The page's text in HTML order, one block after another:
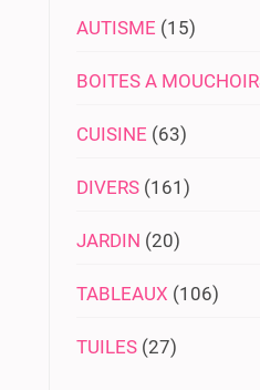
AUTISME (15)
BOITES A
CUISINE (63)
DIVERS (161)
JARDIN (20)
TABLEAUX (106)
TUILES (27)